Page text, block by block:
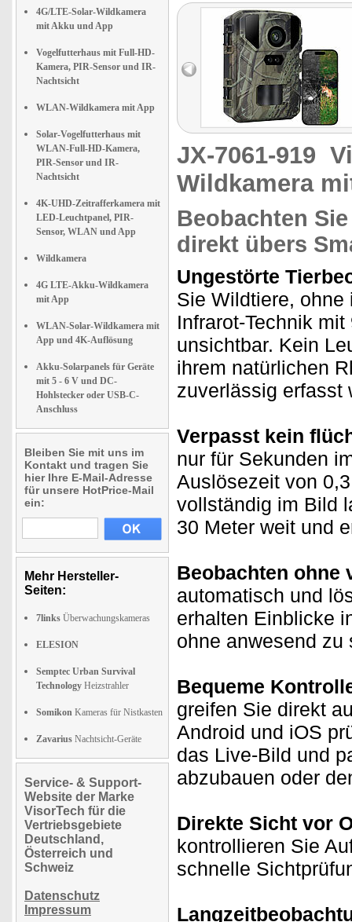
4G/LTE-Solar-Wildkamera
mit Akku und App
Vogelfutterhaus mit Full-HD-
Kamera, PIR-Sensor und IR-
Nachtsicht
WLAN-Wildkamera mit App
Solar-Vogelfutterhaus mit
WLAN-Full-HD-Kamera,
PIR-Sensor und IR-
Nachtsicht
4K-UHD-Zeitrafferkamera mit
LED-Leuchtpanel, PIR-
Sensor, WLAN und App
Wildkamera
4G LTE-Akku-Wildkamera
mit App
WLAN-Solar-Wildkamera mit
App und 4K-Auflösung
Akku-Solarpanels für Geräte
mit 5 - 6 V und DC-
Hohlstecker oder USB-C-
Anschluss
Bleiben Sie mit uns im
Kontakt und tragen Sie
hier Ihre E-Mail-Adresse
für unsere HotPrice-Mail
ein:
Mehr Hersteller-
Seiten:
7links Überwachungskameras
ELESION
Semptec Urban Survival
Technology Heizstrahler
Somikon Kameras für Nistkasten
Zavarius Nachtsicht-Geräte
Service- & Support-
Website der Marke
VisorTech für die
Vertriebsgebiete
Deutschland,
Österreich und
Schweiz
Datenschutz
Impressum
JX-7061-919
Wildkamera
Beobachten
direkt übers
Ungestörte
Sie Wildtiere, ohne
Infrarot-Technik
unsichtbar. Kein
ihrem natürlichen
zuverlässig erfasst
Verpasst kein
nur für Sekunden
Auslösezeit von
vollständig im Bild
30 Meter weit und
Beobachten ohne
automatisch und
erhalten Einblicke
ohne anwesend
Bequeme
greifen Sie direkt
Android und iOS
das Live-Bild und
abzubauen oder
Direkte Sicht vor
kontrollieren Sie
schnelle